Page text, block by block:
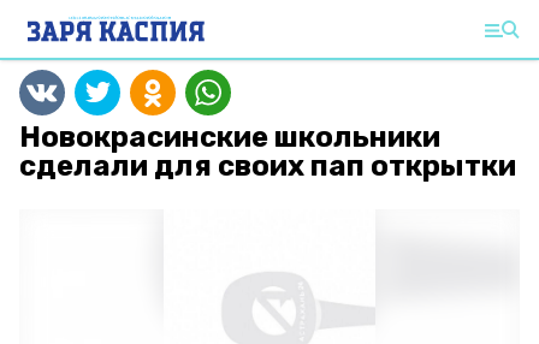
Новокрасинские школьники
сделали для своих пап открытки